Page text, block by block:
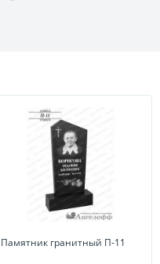
Памятник гранитный П-11